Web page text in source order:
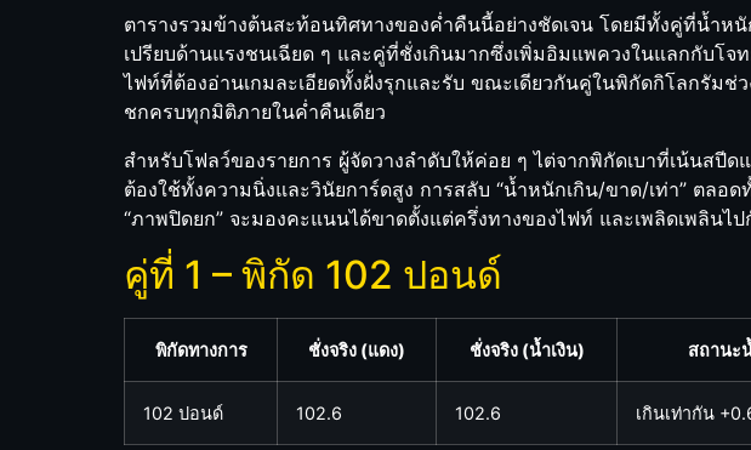
ตารางรวมข้างต้นสะท้อนทิศทางของค่ำคืนนี้อย่างชัดเจน โดยมีทั้งคู่ที่น้ำห
เปรียบด้านแรงชนเฉียด ๆ และคู่ที่ชั่งเกินมากซึ่งเพิ่มอิมแพควงในแลกกับโ
ไฟท์ที่ต้องอ่านเกมละเอียดทั้งฝั่งรุกและรับ ขณะเดียวกันคู่ในพิกัดกิโลกรัม
ชกครบทุกมิติภายในค่ำคืนเดียว
สำหรับโฟลว์ของรายการ ผู้จัดวางลำดับให้ค่อย ๆ ไต่จากพิกัดเบาที่เน้นส
ต้องใช้ทั้งความนิ่งและวินัยการ์ดสูง การสลับ “น้ำหนักเกิน/ขาด/เท่า” ตล
“ภาพปิดยก” จะมองคะแนนได้ขาดตั้งแต่ครึ่งทางของไฟท์ และเพลิดเพลินไ
คู่ที่ 1 – พิกัด 102 ปอนด์
พิกัดทางการ ชั่งจริง (แดง) ชั่งจริง (น้ำเงิน) สถานะ
102 ปอนด์ 102.6 102.6 เกินเท่ากัน